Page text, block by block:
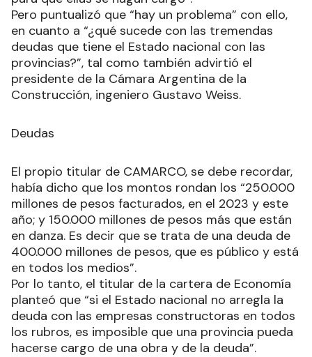
Pero puntualizó que “hay un problema” con ello,
en cuanto a “¿qué sucede con las tremendas
deudas que tiene el Estado nacional con las
provincias?”, tal como también advirtió el
presidente de la Cámara Argentina de la
Construcción, ingeniero Gustavo Weiss.
Deudas
El propio titular de CAMARCO, se debe recordar,
había dicho que los montos rondan los “250.000
millones de pesos facturados, en el 2023 y este
año; y 150.000 millones de pesos más que están
en danza. Es decir que se trata de una deuda de
400.000 millones de pesos, que es público y está
en todos los medios”.
Por lo tanto, el titular de la cartera de Economía
planteó que “si el Estado nacional no arregla la
deuda con las empresas constructoras en todos
los rubros, es imposible que una provincia pueda
hacerse cargo de una obra y de la deuda”.